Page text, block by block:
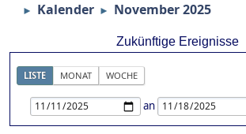
► Kalender ► November 2025
Zukünftige Ereignisse
LISTE MONAT WOCHE
an